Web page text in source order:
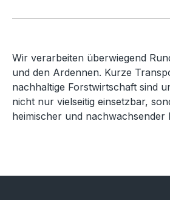
Wir verarbeiten überwiegend
und den Ardennen. Kurze
nachhaltige Forstwirtschaft sind
nicht nur vielseitig einsetzbar,
heimischer und